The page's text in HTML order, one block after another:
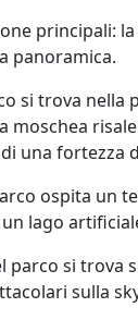
principali:
panoramica.
si trova nella
moschea
una fortezza
ospita un
lago
parco si trova
sulla